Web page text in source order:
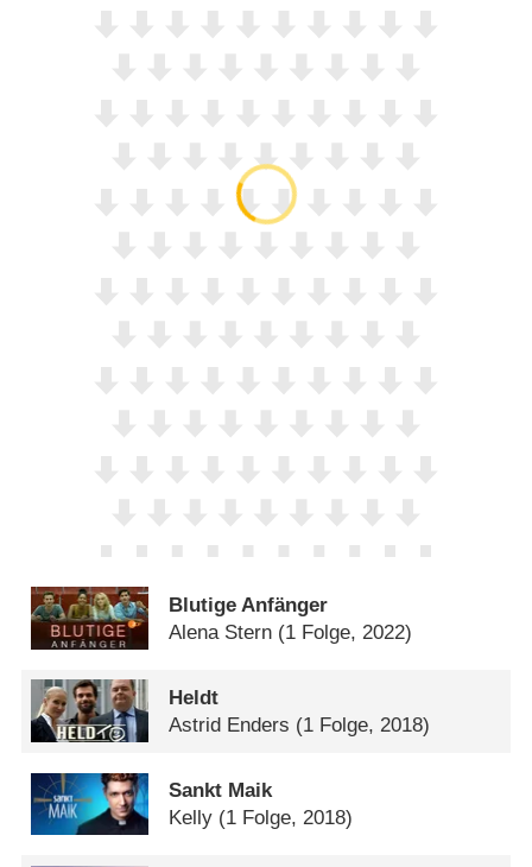
Blutige Anfänger
Alena Stern (1 Folge, 2022)
Heldt
Astrid Enders (1 Folge, 2018)
Sankt Maik
Kelly (1 Folge, 2018)